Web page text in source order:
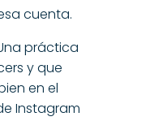
cuenta.
práctica
y que
en el
Instagram